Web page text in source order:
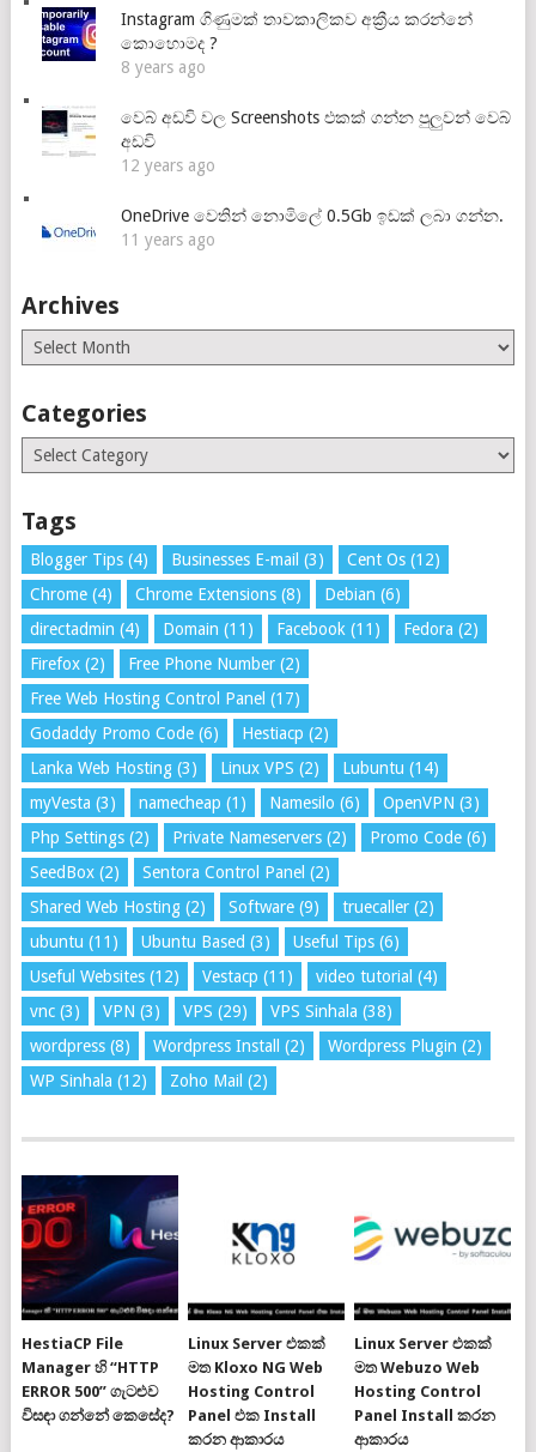
Instagram ගිණුමක් තාවකාලිකව අක්‍රීය කරන්නේ
කොහොමද ?
8 years ago
වෙබ් අඩවි වල Screenshots එකක් ගන්න පුලුවන් වෙබ්
අඩවි
12 years ago
OneDrive වෙතින් නොමිලේ 0.5Gb ඉඩක් ලබා ගන්න.
11 years ago
Archives
Archives
Categories
Categories
Tags
Blogger Tips(4) Businesses E-mail (3) Cent Os(12)
Chrome(4) Chrome Extensions(8) Debian (6)
directadmin (4) Domain (11) Facebook (11) Fedora (2)
Firefox(2) Free Phone Number(2)
Free Web Hosting Control Panel (17)
Godaddy Promo Code(6) Hestiacp (2)
Lanka Web Hosting(3) Linux VPS (2) Lubuntu (14)
myVesta (3) namecheap (1) Namesilo (6) OpenVPN (3)
Php Settings(2) Private Nameservers(2) Promo Code(6)
SeedBox(2) Sentora Control Panel (2)
Shared Web Hosting(2) Software(9) truecaller(2)
ubuntu (11) Ubuntu Based (3) Useful Tips(6)
Useful Websites(12) Vestacp (11) video tutorial (4)
vnc(3) VPN (3) VPS (29) VPS Sinhala (38)
wordpress(8) Wordpress Install (2) Wordpress Plugin (2)
WP Sinhala (12) Zoho Mail (2)
HestiaCP File
Manager හි “HTTP
ERROR 500” ගැටළුව
විසඳා ගන්නේ කෙසේද?
Linux Server එකක්
මත Kloxo NG Web
Hosting Control
Panel එක Install
කරන ආකාරය
Linux Server එකක්
මත Webuzo Web
Hosting Control
Panel Install කරන
ආකාරය